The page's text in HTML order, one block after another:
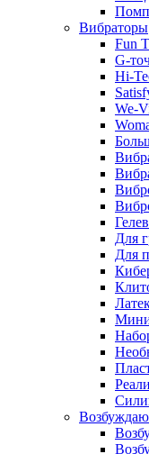
Вибраторы
Fun
G-
Hi-
We-
Для
Для